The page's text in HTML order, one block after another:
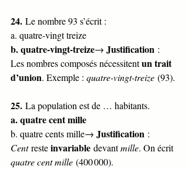
24. Le nombre 93 s’écrit :
a. quatre-vingt treize
b. quatre-vingt-treize→ Justification :
Les nombres composés nécessitent un trait
d’union. Exemple : quatre-vingt-treize (93).
25. La population est de … habitants.
a. quatre cent mille
b. quatre cents mille→ Justification :
Cent reste invariable devant mille. On écrit
quatre cent mille (400 000).